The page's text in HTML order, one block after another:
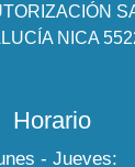
NICA
Horario
- Jueves: